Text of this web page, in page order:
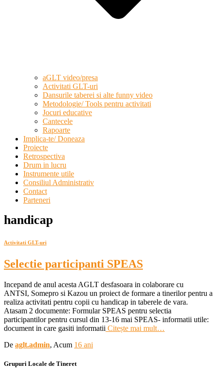
aGLT video/presa
Activitati GLT-uri
Dansurile taberei si alte funny video
Metodologie/ Tools pentru activitati
Jocuri educative
Cantecele
Rapoarte
Implica-te/ Doneaza
Proiecte
Retrospectiva
Drum in lucru
Instrumente utile
Consiliul Administrativ
Contact
Parteneri
handicap
Activitati GLT-uri
Selectie participanti SPEAS
Incepand de anul acesta AGLT desfasoara in colaborare cu
ANTSI, Somepro si Kazou un proiect de formare a tinerilor pentru a
realiza activitati pentru copii cu handicap in taberele de vara.
Atasam 2 documente: Formular SPEAS pentru selectia
participantilor pentru cursul din 13-16 mai SPEAS- informatii utile:
document in care gasiti informatii Citește mai mult…
De aglt.admin, Acum 16 ani
Grupuri Locale de Tineret